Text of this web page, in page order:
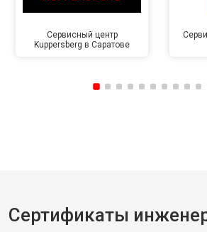
Сервисный центр
Kuppersberg в Саратове
Сертификаты